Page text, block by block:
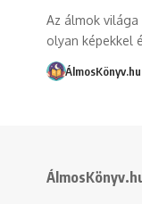
Az álmok
olyan képekkel
ÁlmosKönyv.hu